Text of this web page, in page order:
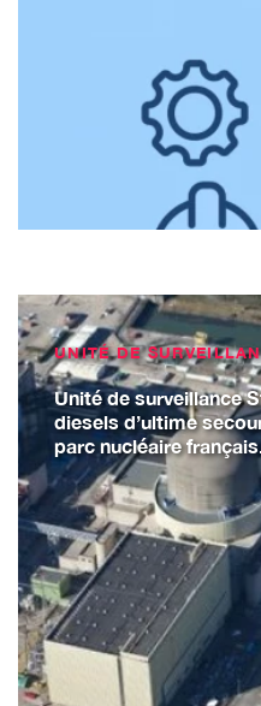
UNITÉ DE
Unité de surveillance
diesels d’ultime
parc nucléaire